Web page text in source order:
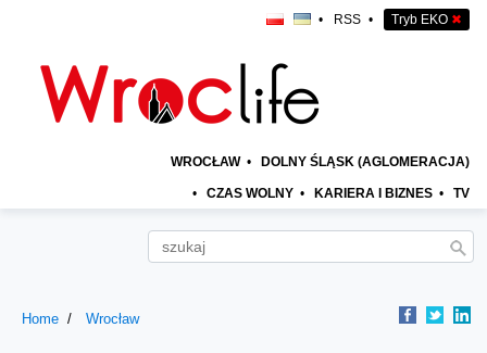
• RSS • Tryb EKO ✖
WROCŁAW • DOLNY ŚLĄSK (AGLOMERACJA)
• CZAS WOLNY • KARIERA I BIZNES • TV
Home Wrocław